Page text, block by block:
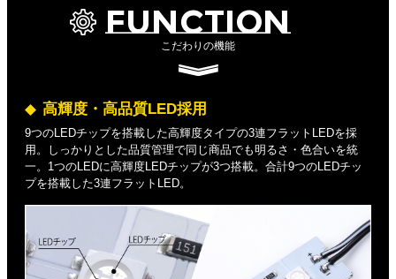
FUNCTION
こだわりの機能
高輝度・高品質LED採用
9つのLEDチップを搭載した高輝度タイプの3連フラットLEDを採
用。しっかりとした品質管理で同じ商品でも明るさ・色合いを統
一。1つのLEDに高輝度LEDチップが3つ搭載。合計9つのLEDチッ
プを搭載した3連フラットLED。